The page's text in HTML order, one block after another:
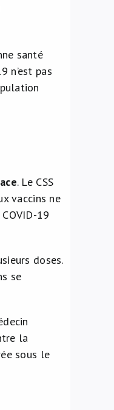
santé
n’est pas
. Le CSS
vaccins ne
19
doses.
se
la
sous le